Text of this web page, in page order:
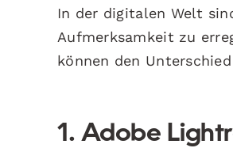
In der digitalen Welt
Aufmerksamkeit zu
können den
1. Adobe